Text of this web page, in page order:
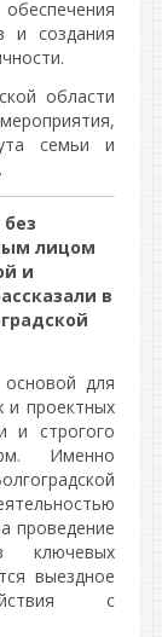
и создания
области
семьи и
лицом
и
в
основой для
и проектных
и строгого
Именно
проведение
ключевых
выездное
с